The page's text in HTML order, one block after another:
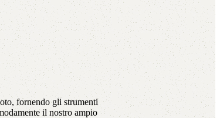
fornendo gli strumenti
il nostro ampio